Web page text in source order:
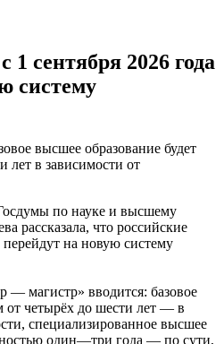
1 сентября 2026 года
систему
высшее образование будет
лет в зависимости от
по науке и высшему
рассказала, что российские
перейдут на новую систему
— магистр» вводится: базовое
от четырёх до шести лет — в
специализированное высшее
один—три года — по сути,